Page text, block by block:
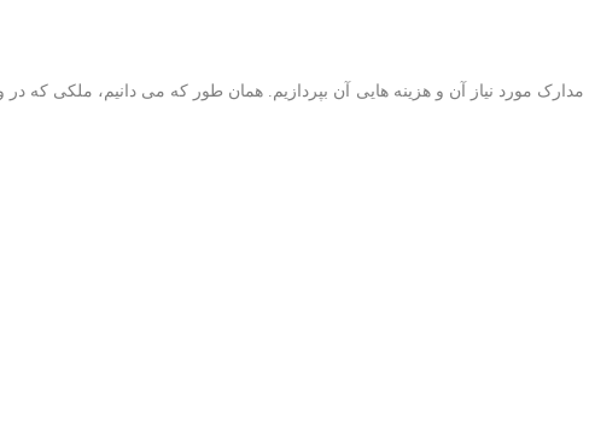
مورد نیاز آن و هزینه هایی آن بپردازیم. همان طور که می دانیم، ملکی که در